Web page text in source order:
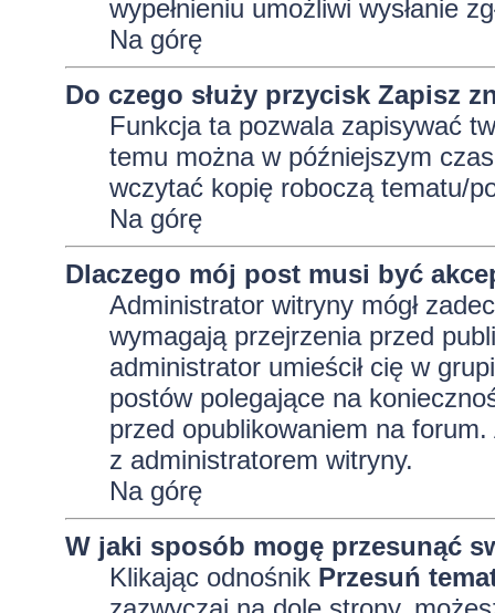
wypełnieniu umożliwi wysłanie
Na górę
Do czego służy przycisk Zapisz
Funkcja ta pozwala zapisywać
temu można w późniejszym
wczytać kopię roboczą tematu/
Na górę
Dlaczego mój post musi być
Administrator witryny mógł
wymagają przejrzenia przed
administrator umieścił cię w
postów polegające na
przed opublikowaniem na
z administratorem witryny.
Na górę
W jaki sposób mogę przesunąć
Klikając odnośnik Przesuń